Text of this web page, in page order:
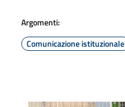
Argomenti:
Comunicazione istituzionale